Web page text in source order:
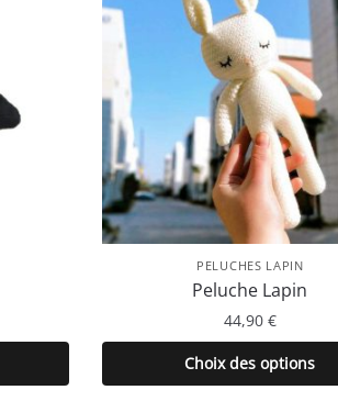
PELUCHES LAPIN
Peluche Lapin
44,90 €
Choix des options
Ce
produit